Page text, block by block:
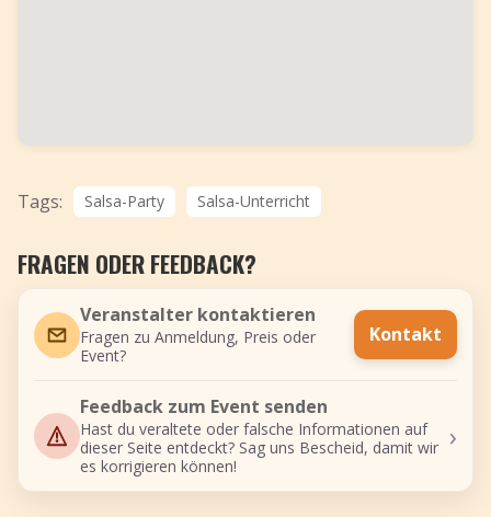
Tags: Salsa-Party Salsa-Unterricht
FRAGEN ODER FEEDBACK?
Veranstalter kontaktieren
Fragen zu Anmeldung, Preis oder
Event?
Kontakt
Feedback zum Event senden
Hast du veraltete oder falsche Informationen auf
dieser Seite entdeckt? Sag uns Bescheid, damit wir
es korrigieren können!
›